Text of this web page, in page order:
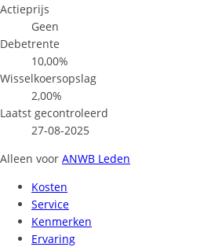
Actieprijs
Geen
Debetrente
10,00%
Wisselkoersopslag
2,00%
Laatst gecontroleerd
27-08-2025
Alleen voor ANWB Leden
Kosten
Service
Kenmerken
Ervaring